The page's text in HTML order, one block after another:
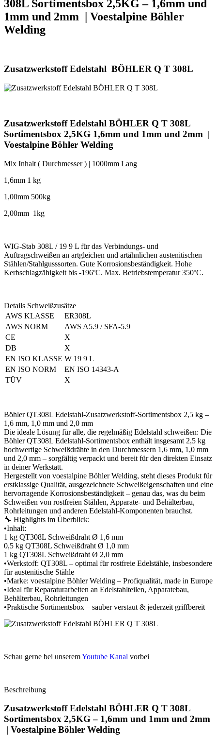
308L Sortimentsbox 2,5KG – 1,6mm und
1mm und 2mm | Voestalpine Böhler
Welding
Zusatzwerkstoff Edelstahl BÖHLER Q T 308L
Zusatzwerkstoff Edelstahl BÖHLER Q T 308L
Sortimentsbox 2,5KG 1,6mm und 1mm und 2mm |
Voestalpine Böhler Welding
Mix Inhalt ( Durchmesser ) | 1000mm Lang
1,6mm 1 kg
1,00mm 500kg
2,00mm 1kg
WIG-Stab 308L / 19 9 L für das Verbindungs- und
Auftragschweißen an artgleichen und artähnlichen austenitischen
Stählen/Stahlgusssorten. Gute Korrosionsbeständigkeit. Hohe
Kerbschlagzähigkeit bis -196ºC. Max. Betriebstemperatur 350ºC.
Details Schweißzusätze
AWS KLASSE
ER308L
AWS NORM
AWS A5.9 / SFA-5.9
CE
X
DB
X
EN ISO KLASSE W 19 9 L
EN ISO NORM
EN ISO 14343-A
TÜV
X
Böhler QT308L Edelstahl-Zusatzwerkstoff-Sortimentsbox 2,5 kg –
1,6 mm, 1,0 mm und 2,0 mm
Die ideale Lösung für alle, die regelmäßig Edelstahl schweißen: Die
Böhler QT308L Edelstahl-Sortimentsbox enthält insgesamt 2,5 kg
hochwertige Schweißdrähte in den Durchmessern 1,6 mm, 1,0 mm
und 2,0 mm – sorgfältig verpackt und bereit für den direkten Einsatz
in deiner Werkstatt.
Hergestellt von voestalpine Böhler Welding, steht dieses Produkt für
erstklassige Qualität, ausgezeichnete Schweißeigenschaften und eine
hervorragende Korrosionsbeständigkeit – genau das, was du beim
Schweißen von rostfreien Stählen, Apparate- und Behälterbau,
Rohrleitungen und anderen Edelstahl-Komponenten brauchst.
🔧 Highlights im Überblick:
•Inhalt:
1 kg QT308L Schweißdraht Ø 1,6 mm
0,5 kg QT308L Schweißdraht Ø 1,0 mm
1 kg QT308L Schweißdraht Ø 2,0 mm
•Werkstoff: QT308L – optimal für rostfreie Edelstähle, insbesondere
für austenitische Stähle
•Marke: voestalpine Böhler Welding – Profiqualität, made in Europe
•Ideal für Reparaturarbeiten an Edelstahlteilen, Apparatebau,
Behälterbau, Rohrleitungen
•Praktische Sortimentsbox – sauber verstaut & jederzeit griffbereit
Schau gerne bei unseremYoutube Kanal vorbei
Beschreibung
Zusatzwerkstoff Edelstahl BÖHLER Q T 308L
Sortimentsbox 2,5KG – 1,6mm und 1mm und 2mm
| Voestalpine Böhler Welding